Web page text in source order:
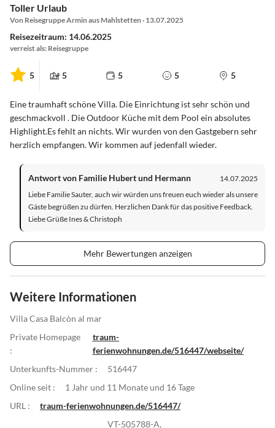
Toller Urlaub
Von Reisegruppe Armin aus Mahlstetten · 13.07.2025
Reisezeitraum: 14.06.2025
verreist als: Reisegruppe
5 5 5 5 5
Eine traumhaft schöne Villa. Die Einrichtung ist sehr schön und
geschmackvoll . Die Outdoor Küche mit dem Pool ein absolutes
Highlight.Es fehlt an nichts. Wir wurden von den Gastgebern sehr
herzlich empfangen. Wir kommen auf jedenfall wieder.
Antwort von Familie Hubert und Hermann
14.07.2025
Liebe Familie Sauter, auch wir würden uns freuen euch wieder als unsere
Gäste begrüßen zu dürfen. Herzlichen Dank für das positive Feedback.
Liebe Grüße Ines & Christoph
Mehr Bewertungen anzeigen
Weitere Informationen
Villa Casa Balcòn al mar
Private Homepage
:
traum-
ferienwohnungen.de/516447/webseite/
Unterkunfts-Nummer :
516447
Online seit :
1 Jahr und 11 Monate und 16 Tage
URL :
traum-ferienwohnungen.de/516447/
VT-505788-A,